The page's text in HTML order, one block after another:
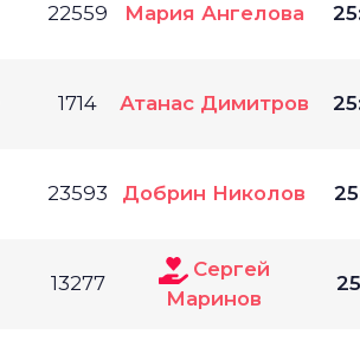
22559 Мария Ангелова
1714 Атанас Димитров
23593 Добрин Николов
13277
Сергей
Маринов